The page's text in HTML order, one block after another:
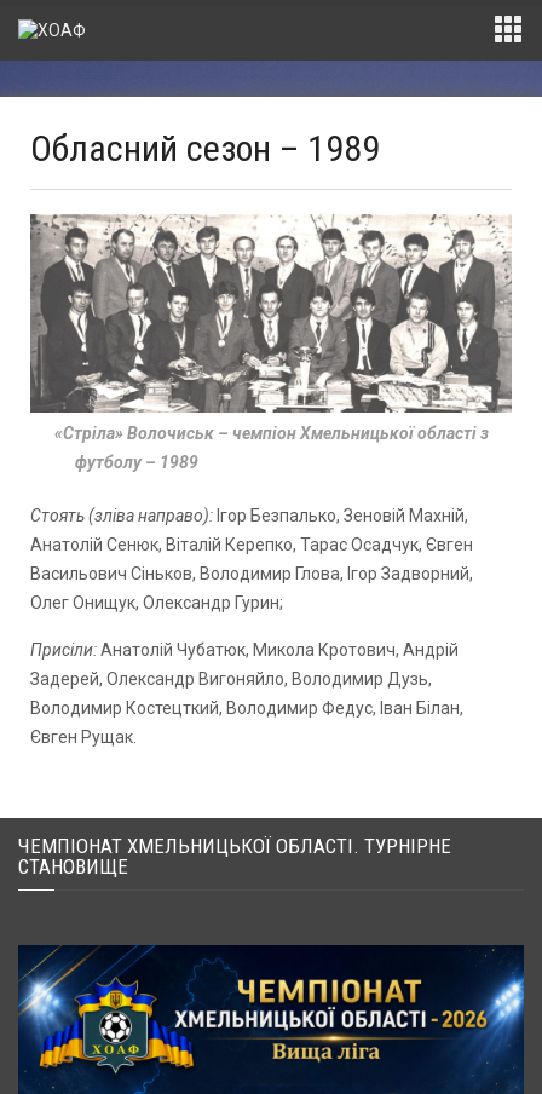
Обласний сезон – 1989
«Стріла» Волочиськ – чемпіон Хмельницької області з
футболу – 1989
Стоять (зліва направо): Ігор Безпалько, Зеновій Махній,
Анатолій Сенюк, Віталій Керепко, Тарас Осадчук, Євген
Васильович Сіньков, Володимир Глова, Ігор Задворний,
Олег Онищук, Олександр Гурин;
Присіли:Анатолій Чубатюк, Микола Кротович, Андрій
Задерей, Олександр Вигоняйло, Володимир Дузь,
Володимир Костецткий, Володимир Федус, Іван Білан,
Євген Рущак.
ЧЕМПІОНАТ ХМЕЛЬНИЦЬКОЇ ОБЛАСТІ. ТУРНІРНЕ
СТАНОВИЩЕ